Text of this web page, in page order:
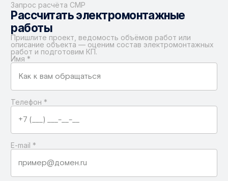
Запрос расчёта СМР
Рассчитать электромонтажные
работы
Пришлите проект, ведомость объёмов работ или
описание объекта — оценим состав электромонтажных
работ и подготовим КП.
Имя *
Телефон *
E-mail *